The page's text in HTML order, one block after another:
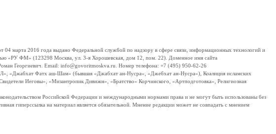
2016 года выдано Федеральной службой по надзору в сфере связи, информационных технологий и
«РУ ФМ» (123298 Москва, ул. 3-я Хорошевская, дом 12, пом. 22). Доменное имя сайта
Георгиевич. Email: info@govoritmoskva.ru. Номер телефона: +7 (495) 950-62-26
«Джабхат Фатх аш-Шам» (бывшая «Джабхат ан-Нусра», «Джебхат ан-Нусра»), Коалиция исламских
Иеговы», «Мизантропик Дивижн», «Братство» Корчинского, «Артподготовка», Религиозная
Российской Федерации и международными нормами права и не могут быть использованы без
гиперссылка на материал является обязательной. Мнение редакции может не совпадать с мнением